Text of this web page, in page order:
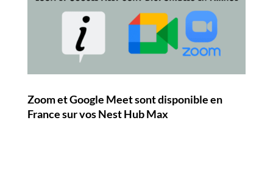
Zoom et Google Meet sont disponible en
France sur vos Nest Hub Max